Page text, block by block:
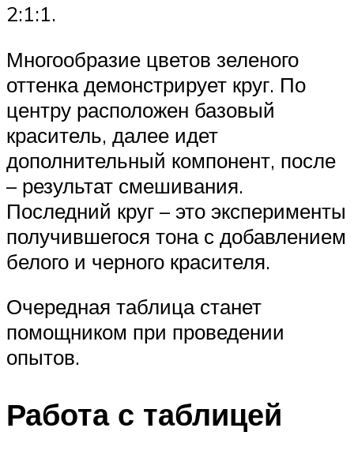
2:1:1.
Многообразие цветов зеленого
оттенка демонстрирует круг. По
центру расположен базовый
краситель, далее идет
дополнительный компонент, после
– результат смешивания.
Последний круг – это эксперименты
получившегося тона с добавлением
белого и черного красителя.
Очередная таблица станет
помощником при проведении
опытов.
Работа с таблицей